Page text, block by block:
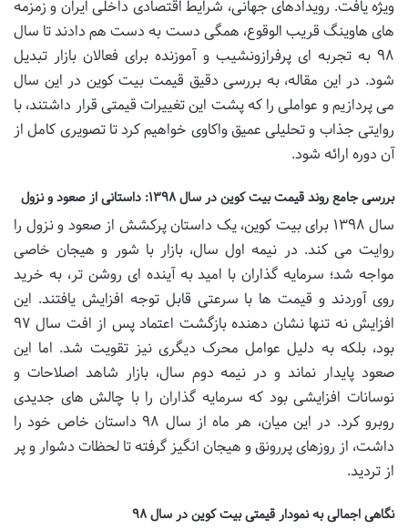
ویژه یافت. رویدادهای جهانی، شرایط اقتصادی داخلی ایران و زمزمه
های هاوینگ قریب الوقوع، همگی دست به دست هم دادند تا سال
۹۸ به تجربه ای پرفرازونشیب و آموزنده برای فعالان بازار تبدیل
شود. در این مقاله، به بررسی دقیق قیمت بیت کوین در این سال
می پردازیم و عواملی را که پشت این تغییرات قیمتی قرار داشتند، با
روایتی جذاب و تحلیلی عمیق واکاوی خواهیم کرد تا تصویری کامل از
آن دوره ارائه شود.
بررسی جامع روند قیمت بیت کوین در سال ۱۳۹۸: داستانی از صعود و نزول
سال ۱۳۹۸ برای بیت کوین، یک داستان پرکشش از صعود و نزول را
روایت می کند. در نیمه اول سال، بازار با شور و هیجان خاصی
مواجه شد؛ سرمایه گذاران با امید به آینده ای روشن تر، به خرید
روی آوردند و قیمت ها با سرعتی قابل توجه افزایش یافتند. این
افزایش نه تنها نشان دهنده بازگشت اعتماد پس از افت سال ۹۷
بود، بلکه به دلیل عوامل محرک دیگری نیز تقویت شد. اما این
صعود پایدار نماند و در نیمه دوم سال، بازار شاهد اصلاحات و
نوسانات افزایشی بود که سرمایه گذاران را با چالش های جدیدی
روبرو کرد. در این میان، هر ماه از سال ۹۸ داستان خاص خود را
داشت، از روزهای پررونق و هیجان انگیز گرفته تا لحظات دشوار و پر
از تردید.
نگاهی اجمالی به نمودار قیمتی بیت کوین در سال ۹۸